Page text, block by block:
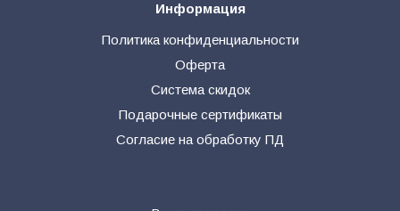
Информация
Политика конфиденциальности
Оферта
Система скидок
Подарочные сертификаты
Согласие на обработку ПД